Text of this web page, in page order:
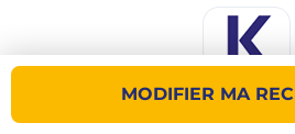
MODIFIER MA